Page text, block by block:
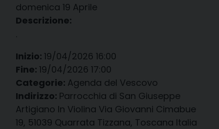
domenica 19 Aprile
Descrizione:
.
Inizio: 19/04/2026 16:00
Fine: 19/04/2026 17:00
Categorie: Agenda del Vescovo
Indirizzo: Parrocchia di San Giuseppe
Artigiano In Violina Via Giovanni Cimabue
19, 51039 Quarrata Tizzana, Toscana Italia